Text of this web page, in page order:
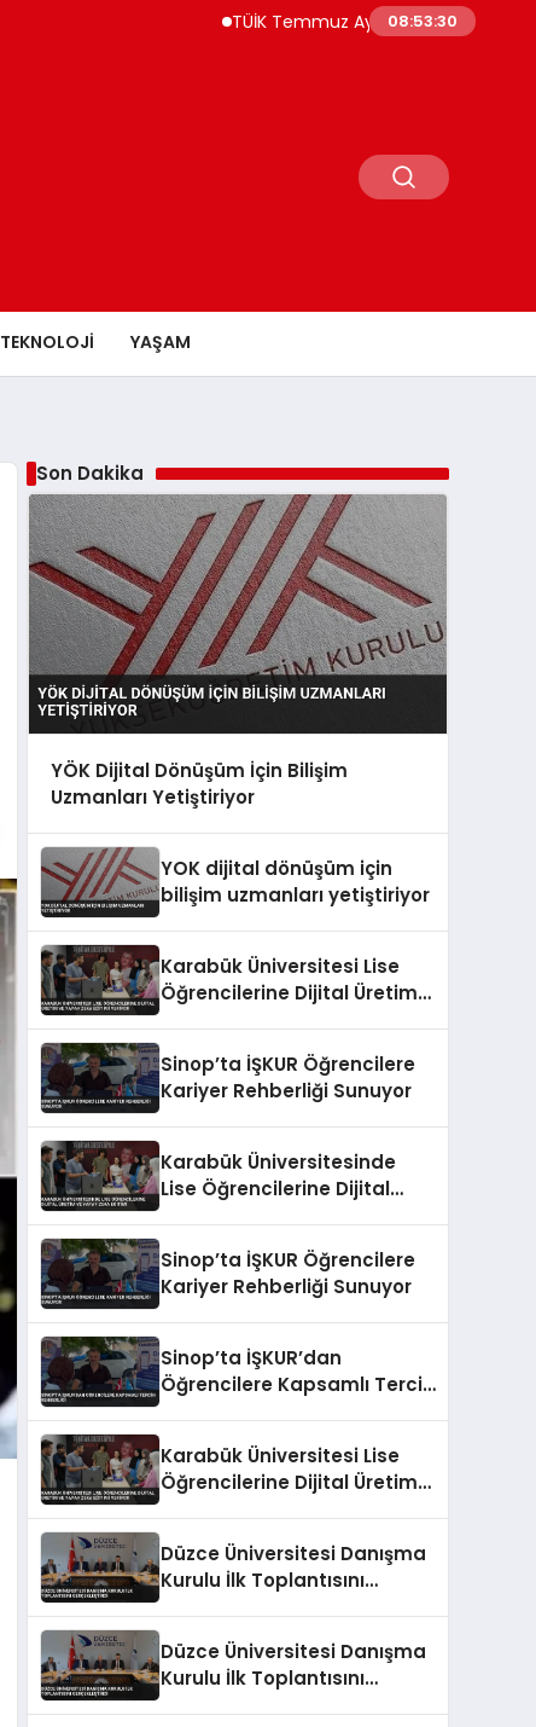
TÜİK Temmuz Ayında Fiyatı En Çok Artan
08:53:31
TEKNOLOJI YAŞAM
Son Dakika
YÖK Dijital Dönüşüm İçin Bilişim
Uzmanları Yetiştiriyor
YOK dijital dönüşüm için
bilişim uzmanları yetiştiriyor
Karabük Üniversitesi Lise
Öğrencilerine Dijital Üretim
Sinop’ta İŞKUR Öğrencilere
Kariyer Rehberliği Sunuyor
Karabük Üniversitesinde
Lise Öğrencilerine Dijital
Sinop’ta İŞKUR Öğrencilere
Kariyer Rehberliği Sunuyor
Sinop’ta İŞKUR’dan
Öğrencilere Kapsamlı Tercih
Karabük Üniversitesi Lise
Öğrencilerine Dijital Üretim
Düzce Üniversitesi Danışma
Kurulu İlk Toplantısını
Düzce Üniversitesi Danışma
Kurulu İlk Toplantısını